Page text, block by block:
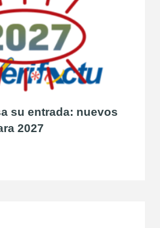
su entrada: nuevos
2027